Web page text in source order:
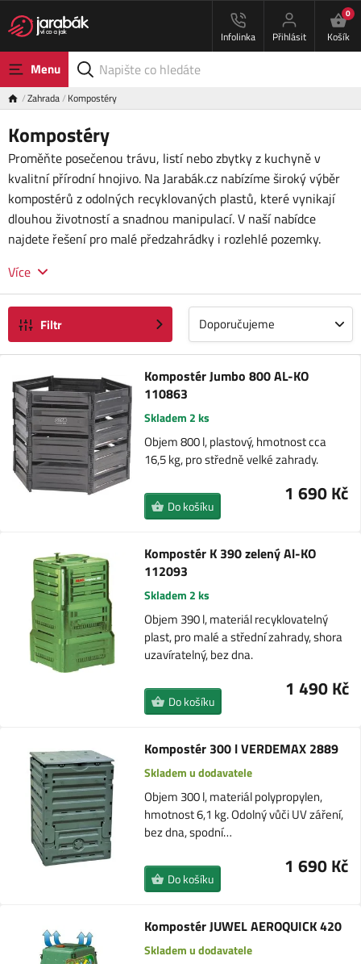
Infolinka Přihlásit
0
Košík
Menu
Zahrada Kompostéry
Kompostéry
Proměňte posečenou trávu, listí nebo zbytky z kuchyně v
kvalitní přírodní hnojivo. Na Jarabák.cz nabízíme široký výběr
kompostérů z odolných recyklovaných plastů, které vynikají
dlouhou životností a snadnou manipulací. V naší nabídce
najdete řešení pro malé předzahrádky i rozlehlé pozemky.
Více
Filtr Doporučujeme
Kompostér Jumbo 800 AL-KO
110863
Skladem 2 ks
Objem 800 l, plastový, hmotnost cca
16,5 kg, pro středně velké zahrady.
1 690 Kč
Do košíku
Kompostér K 390 zelený Al-KO
112093
Skladem 2 ks
Objem 390 l, materiál recyklovatelný
plast, pro malé a střední zahrady, shora
uzavíratelný, bez dna.
1 490 Kč
Do košíku
Kompostér 300 l VERDEMAX 2889
Skladem u dodavatele
Objem 300 l, materiál polypropylen,
hmotnost 6,1 kg. Odolný vůči UV záření,
bez dna, spodní…
1 690 Kč
Do košíku
Kompostér JUWEL AEROQUICK 420
Skladem u dodavatele